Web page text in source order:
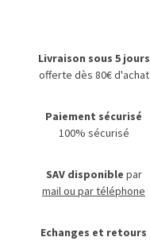
Livraison sous 5 jours
offerte dès 80€ d'achat
Paiement sécurisé
100% sécurisé
SAV disponible par
mail ou par téléphone
Echanges et retours